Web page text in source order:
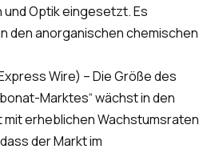
Optik eingesetzt. Es
den anorganischen chemischen
Wire) – Die Größe des
Marktes“ wächst in den
erheblichen Wachstumsraten
der Markt im